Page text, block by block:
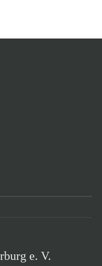
e. V.